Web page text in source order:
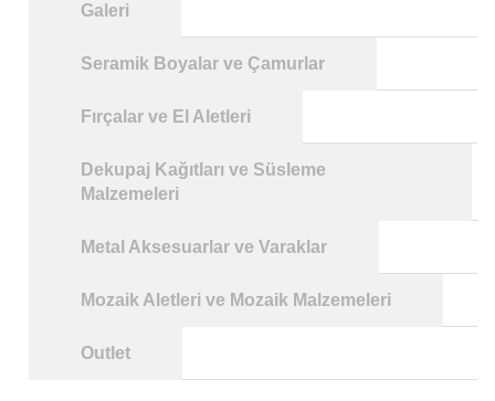
Galeri
Seramik Boyalar ve Çamurlar
Fırçalar ve El Aletleri
Dekupaj Kağıtları ve Süsleme
Malzemeleri
Metal Aksesuarlar ve Varaklar
Mozaik Aletleri ve Mozaik Malzemeleri
Outlet